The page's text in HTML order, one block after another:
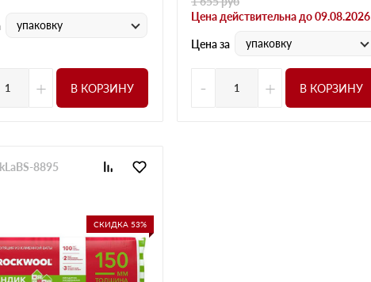
упаковку
+ В КОРЗИНУ
Цена действительна до 09.08.2026
Цена за упаковку
- + В КОРЗИНУ
СКИДКА 53%
8895